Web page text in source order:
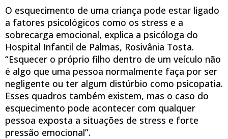
O esquecimento de uma criança pode estar ligado
a fatores psicológicos como os stress e a
sobrecarga emocional, explica a psicóloga do
Hospital Infantil de Palmas, Rosivânia Tosta.
“Esquecer o próprio filho dentro de um veículo não
é algo que uma pessoa normalmente faça por ser
negligente ou ter algum distúrbio como psicopatia.
Esses quadros também existem, mas o caso do
esquecimento pode acontecer com qualquer
pessoa exposta a situações de stress e forte
pressão emocional”.